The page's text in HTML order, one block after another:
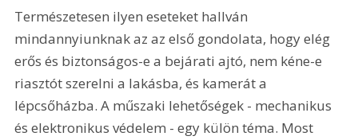
Természetesen ilyen eseteket hallván
mindannyiunknak az az első gondolata, hogy elég
erős és biztonságos-e a bejárati ajtó, nem kéne-e
riasztót szerelni a lakásba, és kamerát a
lépcsőházba. A műszaki lehetőségek - mechanikus
és elektronikus védelem - egy külön téma. Most